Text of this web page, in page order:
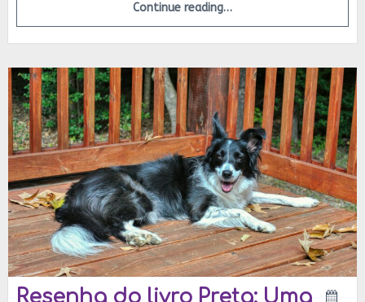
Continue reading…
Resenha do livro Preta: Uma